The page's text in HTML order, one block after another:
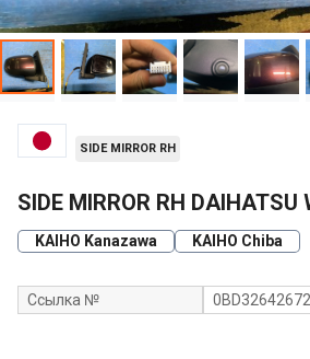
SIDE MIRROR RH
SIDE MIRROR RH DAIHATSU
KAIHO Kanazawa KAIHO Chiba
Ссылка №